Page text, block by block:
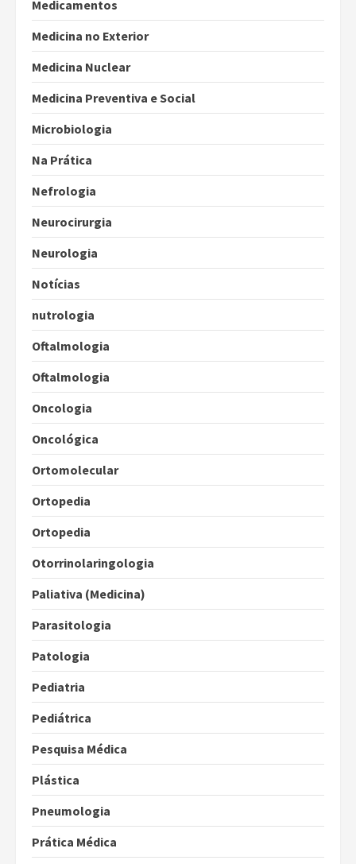
Medicamentos
Medicina no Exterior
Medicina Nuclear
Medicina Preventiva e Social
Microbiologia
Na Prática
Nefrologia
Neurocirurgia
Neurologia
Notícias
nutrologia
Oftalmologia
Oftalmologia
Oncologia
Oncológica
Ortomolecular
Ortopedia
Ortopedia
Otorrinolaringologia
Paliativa (Medicina)
Parasitologia
Patologia
Pediatria
Pediátrica
Pesquisa Médica
Plástica
Pneumologia
Prática Médica